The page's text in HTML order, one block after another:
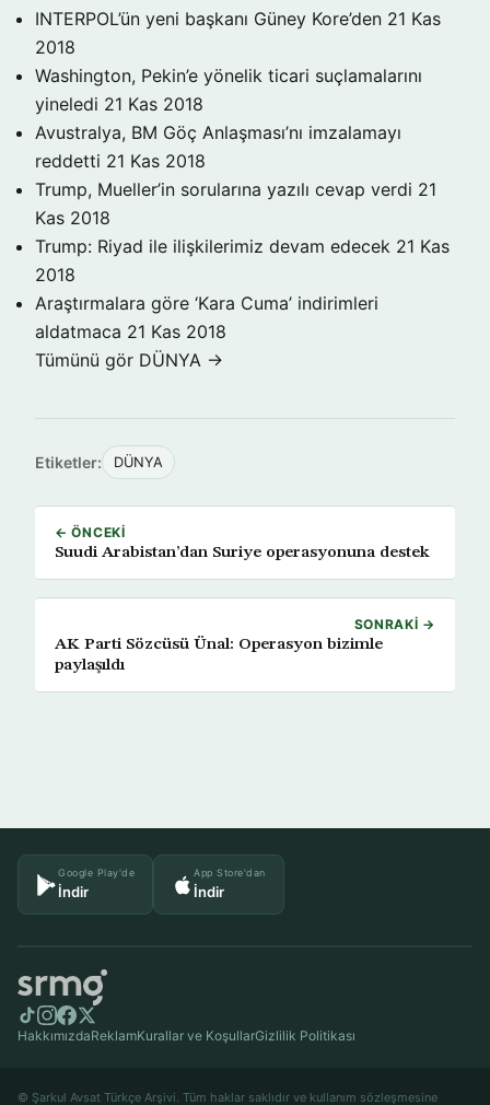
INTERPOL’ün yeni başkanı Güney Kore’den 21 Kas
2018
Washington, Pekin’e yönelik ticari suçlamalarını
yineledi 21 Kas 2018
Avustralya, BM Göç Anlaşması’nı imzalamayı
reddetti 21 Kas 2018
Trump, Mueller’in sorularına yazılı cevap verdi 21
Kas 2018
Trump: Riyad ile ilişkilerimiz devam edecek 21 Kas
2018
Araştırmalara göre ‘Kara Cuma’ indirimleri
aldatmaca 21 Kas 2018
Tümünü gör DÜNYA →
Etiketler: DÜNYA
← ÖNCEKI
Suudi Arabistan’dan Suriye operasyonuna destek
SONRAKI →
AK Parti Sözcüsü Ünal: Operasyon bizimle
paylaşıldı
Google Play'de
İndir
App Store'dan
İndir
HakkımızdaReklamKurallar ve KoşullarGizlilik Politikası
© Şarkul Avsat Türkçe Arşivi. Tüm haklar saklıdır ve kullanım sözleşmesine